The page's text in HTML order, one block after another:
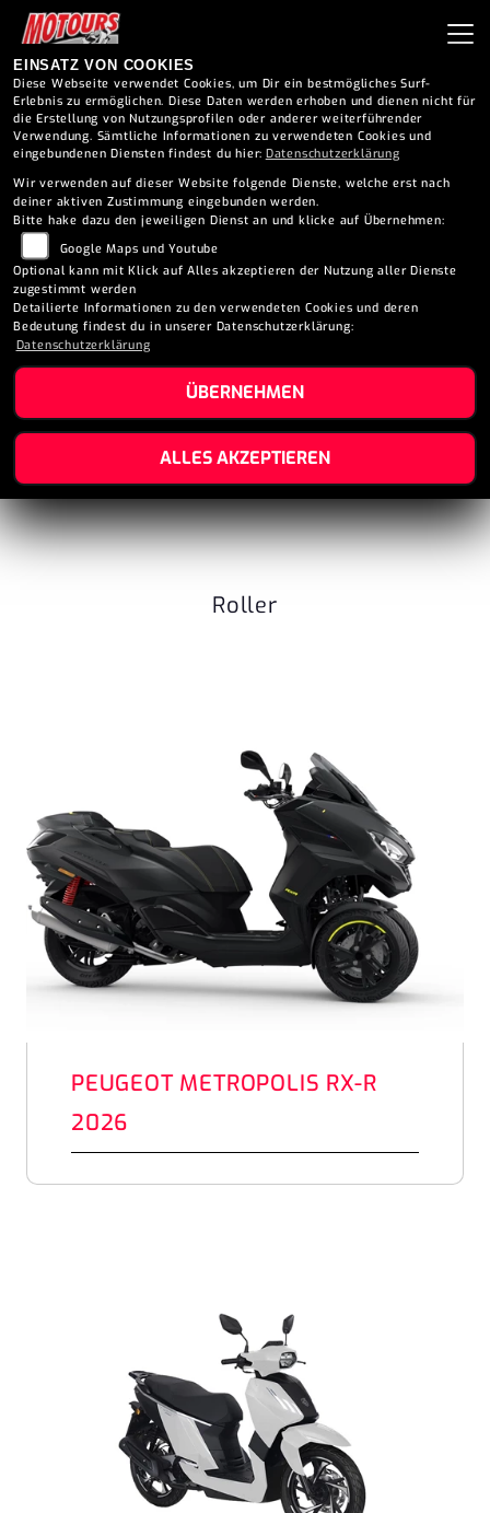
PEUGEOT
Modellübersicht
PEUGEOT
Roller
PEUGEOT METROPOLIS RX-R
2026
EINSATZ VON COOKIES
Diese Webseite verwendet Cookies, um Dir ein bestmögliches Surf-
Erlebnis zu ermöglichen. Diese Daten werden erhoben und dienen nicht für
die Erstellung von Nutzungsprofilen oder anderer weiterführender
Verwendung. Sämtliche Informationen zu verwendeten Cookies und
eingebundenen Diensten findest du hier: Datenschutzerklärung
Wir verwenden auf dieser Website folgende Dienste, welche erst nach
deiner aktiven Zustimmung eingebunden werden.
Bitte hake dazu den jeweiligen Dienst an und klicke auf Übernehmen:
Google Maps und Youtube
Optional kann mit Klick auf Alles akzeptieren der Nutzung aller Dienste
zugestimmt werden
Detailierte Informationen zu den verwendeten Cookies und deren
Bedeutung findest du in unserer Datenschutzerklärung:
Datenschutzerklärung
ÜBERNEHMEN
ALLES AKZEPTIEREN